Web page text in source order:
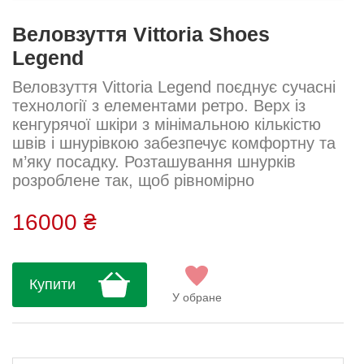
Веловзуття Vittoria Shoes
Legend
Веловзуття Vittoria Legend поєднує сучасні
технології з елементами ретро. Верх із
кенгурячої шкіри з мінімальною кількістю
швів і шнурівкою забезпечує комфортну та
м’яку посадку. Розташування шнурків
розроблене так, щоб рівномірно
підошва Carbon UD Air гарантує
максимально ефективну передачу зусиль
використана антиволога сітка. В комплекті
анатомічна устілка Performance Insole. Вага
252 г (розмір 41). Розміри: 40, 40.5, 41,
41....
16000 ₴
Купити
У обране